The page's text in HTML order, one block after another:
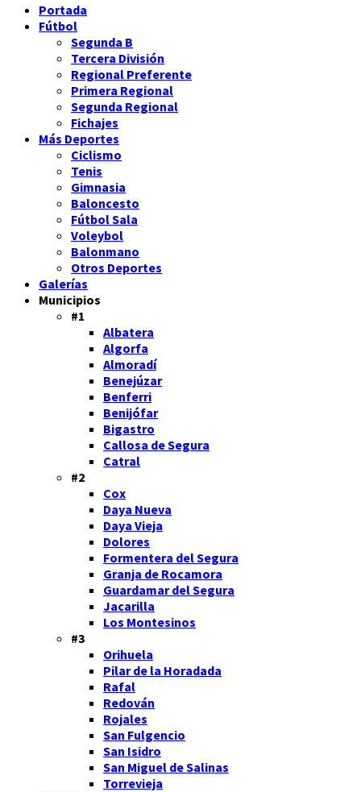
Portada
Fútbol
Segunda B
Tercera División
Regional Preferente
Primera Regional
Segunda Regional
Fichajes
Más Deportes
Ciclismo
Tenis
Gimnasia
Baloncesto
Fútbol Sala
Voleybol
Balonmano
Otros Deportes
Galerías
Municipios
#1
Albatera
Algorfa
Almoradí
Benejúzar
Benferri
Benijófar
Bigastro
Callosa de Segura
Catral
#2
Cox
Daya Nueva
Daya Vieja
Dolores
Formentera del Segura
Granja de Rocamora
Guardamar del Segura
Jacarilla
Los Montesinos
#3
Orihuela
Pilar de la Horadada
Rafal
Redován
Rojales
San Fulgencio
San Isidro
San Miguel de Salinas
Torrevieja